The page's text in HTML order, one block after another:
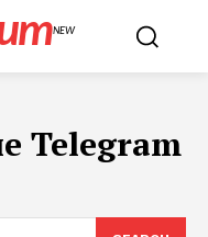
NEW
Telegram